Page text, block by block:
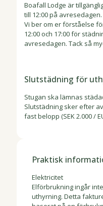
Boafall Lodge är
till 12:00 på avresedagen.
Vi ber om er förståelse
12:00 och 17:00 för
avresedagen. Tack så
Slutstädning för
Stugan ska lämnas
Slutstädning sker efter
fast belopp (SEK 2.000 /
Praktisk
Elektricitet
Elförbrukning ingår
uthyrning. Detta